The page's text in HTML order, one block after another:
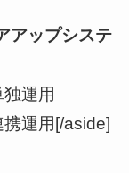
アップシステ
運用
運用[/aside]